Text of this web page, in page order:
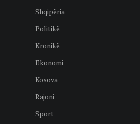
Shqipëria
Politikë
Kronikë
Ekonomi
Kosova
Rajoni
Sport